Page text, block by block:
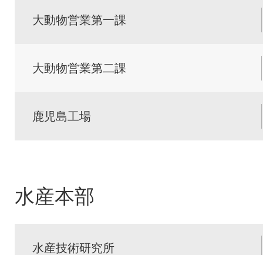
大動物営業第一課
大動物営業第二課
鹿児島工場
水産本部
水産技術研究所